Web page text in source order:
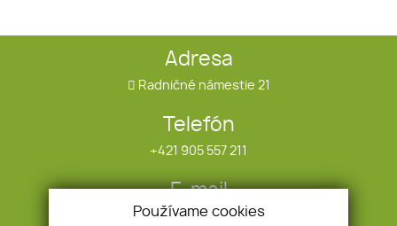
Adresa
Radničné námestie 21
Telefón
+421 905 557 211
E-mail
infotrend@infotrend.sk
Používame cookies